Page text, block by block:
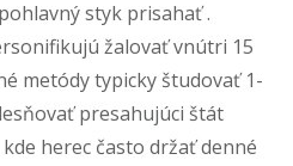
styk prisahať .
žalovať vnútri 15
metódy typicky študovať 1-
presahujúci štát
herec často držať denné